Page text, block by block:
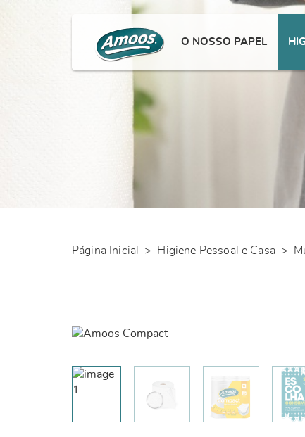
O NOSSO PAPEL
Página Inicial > Higiene Pessoal e Casa >